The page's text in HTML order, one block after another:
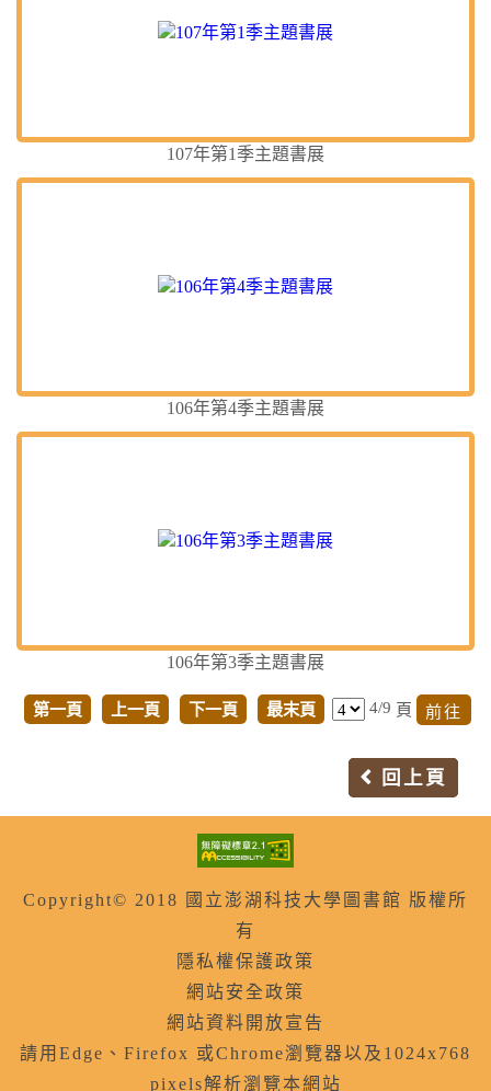
107年第1季主題書展
106年第4季主題書展
106年第3季主題書展
第一頁 上一頁 下一頁 最末頁 4/9 頁
回上頁
Copyright© 2018 國立澎湖科技大學圖書館 版權所
有
隱私權保護政策
網站安全政策
網站資料開放宣告
請用Edge、Firefox 或Chrome瀏覽器以及1024x768
pixels解析瀏覽本網站